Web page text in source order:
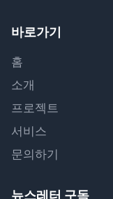
바로가기
홈
소개
프로젝트
서비스
문의하기
뉴스레터 구독